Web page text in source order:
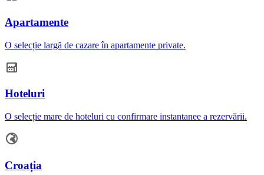
Apartamente
O selecție largă de cazare în apartamente private.
Hoteluri
O selecție mare de hoteluri cu confirmare instantanee a rezervării.
Croația